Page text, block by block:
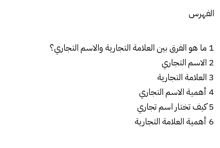
الفهرس
1 ما هو الفرق بين العلامة التجارية والاسم التجاري؟
2 الاسم التجاري
3 العلامة التجارية
4 أهمية الاسم التجاري
5 كيف تختار اسم تجاري
6 أهمية العلامة التجارية